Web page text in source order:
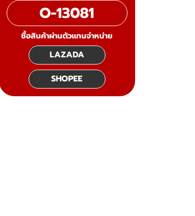
O-13081
ซื้อสินค้าผ่านตัวแทนจำหน่าย
LAZADA
SHOPEE